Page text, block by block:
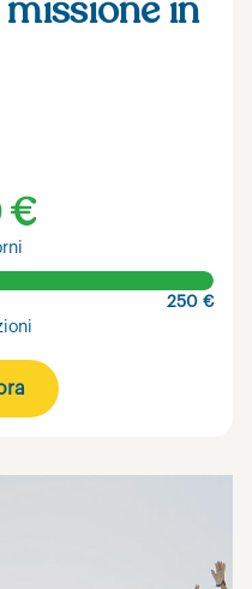
in
€
250 €